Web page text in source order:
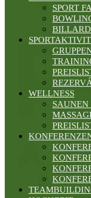
SPORT
BILLARD
WELLNESS